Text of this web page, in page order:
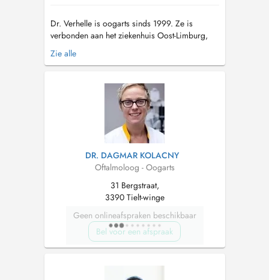
Dr. Verhelle is oogarts sinds 1999. Ze is
verbonden aan het ziekenhuis Oost-Limburg,
Campus St. Jan en Campus St. Barbara. Naast
algemene oogheelkunde is ze gespecialiseerd
ooglidchirurgie...
Zie alle
DR. DAGMAR KOLACNY
Oftalmoloog - Oogarts
31 Bergstraat,
3390 Tielt-winge
Geen onlineafspraken beschikbaar
Bel voor een afspraak